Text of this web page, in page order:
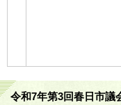
令和7年第3回春日市議